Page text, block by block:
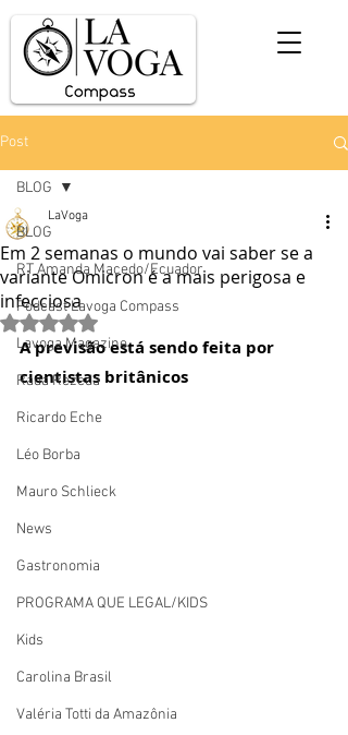
Post
BLOG
RT Amanda Macedo/Ecuador
Podcast Lavoga Compass
Lavoga Magazine
Rada Rezedá
Ricardo Eche
Léo Borba
Mauro Schlieck
News
Gastronomia
PROGRAMA QUE LEGAL/KIDS
Kids
Carolina Brasil
Valéria Totti da Amazônia
BLOG
Em 2 semanas o mundo vai saber se a
variante Omicron é a mais perigosa e
infecciosa
LaVoga
Avaliado com NaN de 5 estrelas.
A previsão está sendo feita por
cientistas britânicos